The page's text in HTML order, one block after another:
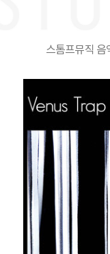
스톰프뮤직 음